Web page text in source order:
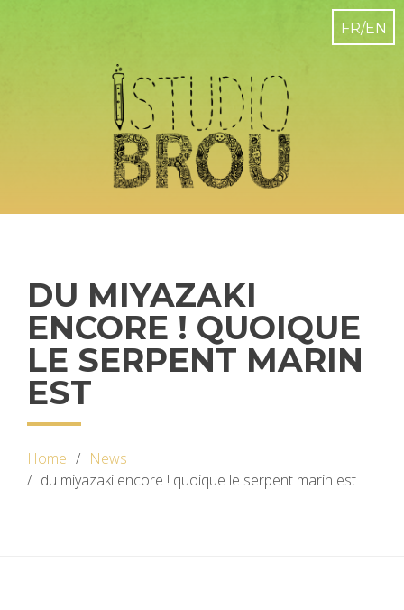
DU MIYAZAKI
ENCORE ! QUOIQUE
LE SERPENT MARIN
EST
Home
News
du miyazaki encore ! quoique le serpent marin est